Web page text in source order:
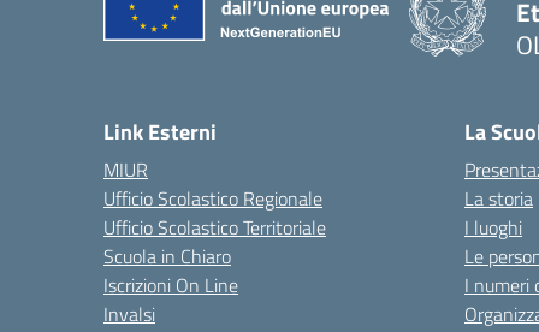
Link Esterni
MIUR
Ufficio Scolastico Regionale
Ufficio Scolastico Territoriale
Scuola in Chiaro
Iscrizioni On Line
Invalsi
La
La storia
I luoghi
Le
I numeri